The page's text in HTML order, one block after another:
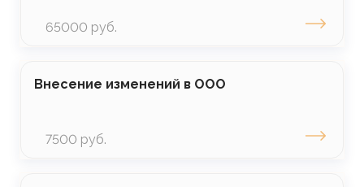
65000 руб.
Внесение изменений в ООО
7500 руб.